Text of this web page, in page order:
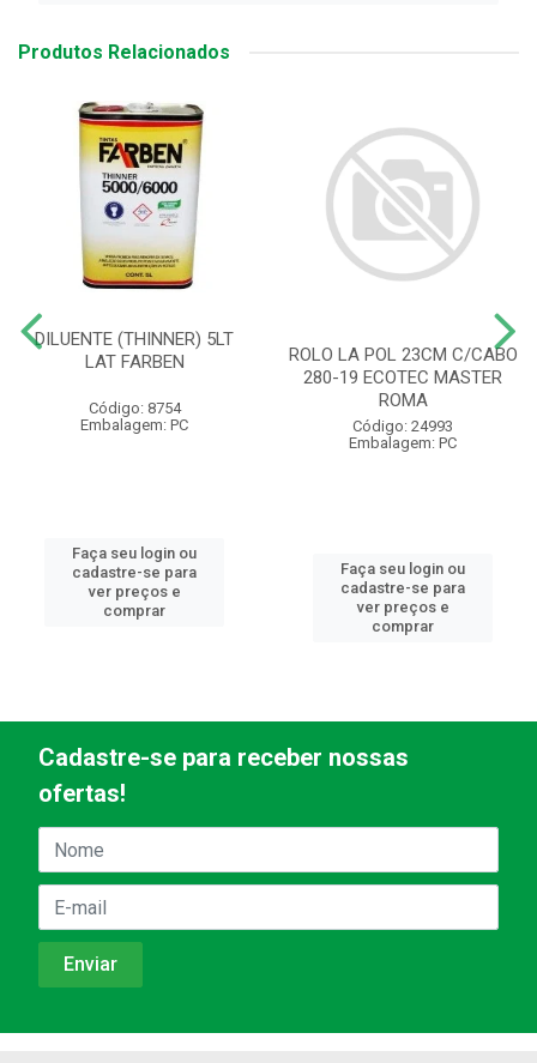
Produtos Relacionados
DILUENTE (THINNER) 5LT
LAT FARBEN
Código: 8754
Embalagem: PC
Faça seu login ou
cadastre-se para
ver preços e
comprar
ROLO LA POL 23CM C/CABO
280-19 ECOTEC MASTER
ROMA
Código: 24993
Embalagem: PC
Faça seu login ou
cadastre-se para
ver preços e
comprar
Cadastre-se para receber nossas
ofertas!